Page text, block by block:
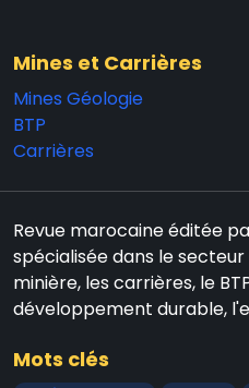
Mines et Carrières
Mines Géologie
BTP
Carrières
Revue marocaine éditée
spécialisée dans le
minière, les carrières, le
développement durable,
Mots clés